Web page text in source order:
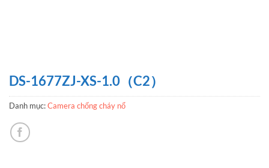
DS-1677ZJ-XS-1.0（C2）
Danh mục:Camera chống cháy nổ